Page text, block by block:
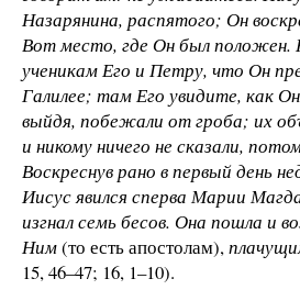
Назарянина, распятого; Он
Вот место, где Он был
ученикам Его и Петру, что Он
Галилее; там Его увидите, как
выйдя, побежали от гроба; их
и никому ничего не сказали,
Воскреснув рано в первый день
Иисус явился сперва Марии
изгнал семь бесов. Она пошла и
Ним(то есть апостолам),
15, 46–47; 16, 1–10).